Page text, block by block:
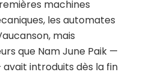
machines
les automates
mais
que Nam June Paik —
introduits dès la fin